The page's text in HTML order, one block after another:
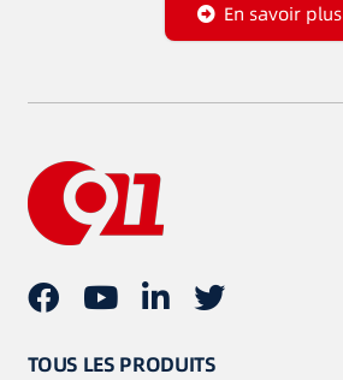
En savoir plus
TOUS LES PRODUITS